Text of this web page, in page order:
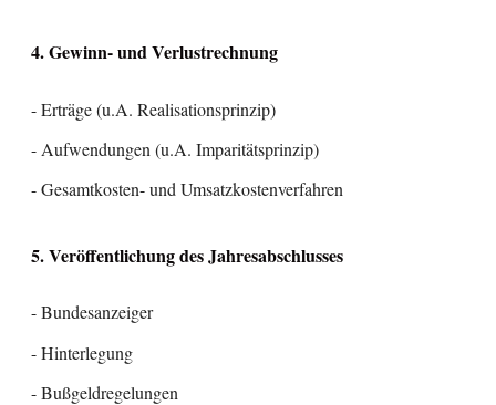
4. Gewinn- und Verlustrechnung
- Erträge (u.A. Realisationsprinzip)
- Aufwendungen (u.A. Imparitätsprinzip)
- Gesamtkosten- und Umsatzkostenverfahren
5. Veröffentlichung des Jahresabschlusses
- Bundesanzeiger
- Hinterlegung
- Bußgeldregelungen